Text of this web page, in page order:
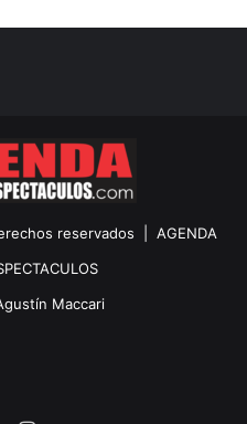
reservados | AGENDA
Maccari